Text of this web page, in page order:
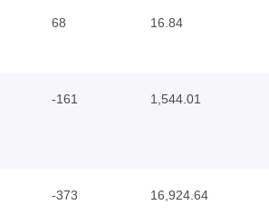
68 16.84
-161 1,544.01
-373 16,924.64